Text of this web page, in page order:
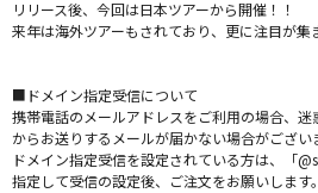
リリース後、今回は日本ツアーから開催！！
来年は海外ツアーもされており、更に注目が集
■ドメイン指定受信について
携帯電話のメールアドレスをご利用の場合、迷
からお送りするメールが届かない場合がござい
ドメイン指定受信を設定されている方は、「
指定して受信の設定後、ご注文をお願いします。